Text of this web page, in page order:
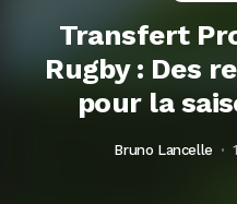
Transfert
Rugby : Des
pour la
Bruno Lancelle